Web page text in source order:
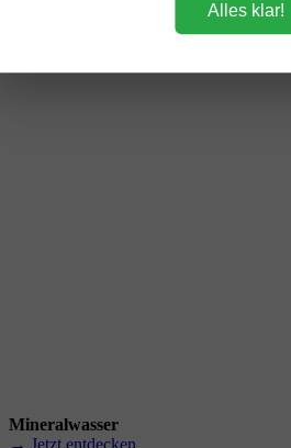
Mineralwasser
Alles klar!